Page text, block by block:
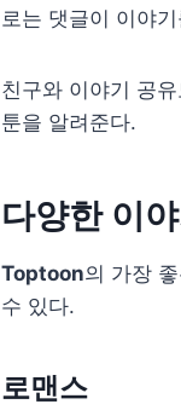
로는 댓글이 이야
친구와 이야기 공
툰을 알려준다.
다양한 이
Toptoon의 가장
수 있다.
로맨스